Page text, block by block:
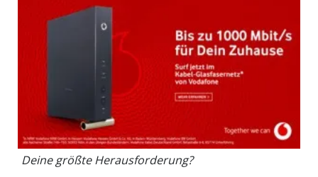
Deine größte Herausforderung?